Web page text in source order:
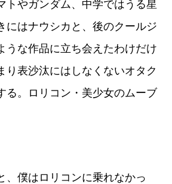
にはナウシカと、後のクールジ
うな作品に立ち会えたわけだけ
り表沙汰にはしなくないオタク
る。ロリコン・美少女のムーブ
、僕はロリコンに乗れなかっ